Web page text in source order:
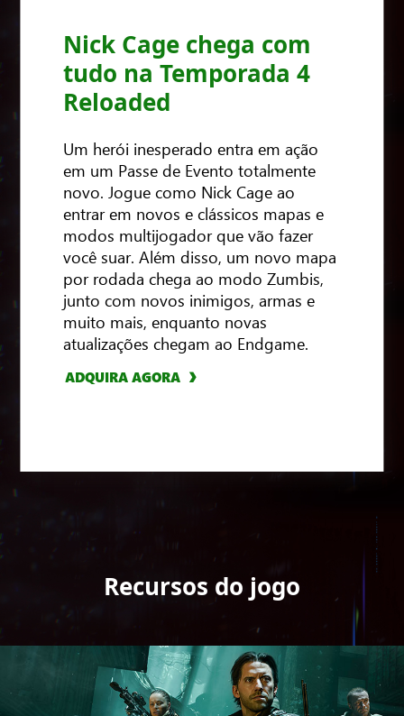
Nick Cage chega com
tudo na Temporada 4
Reloaded
Um herói inesperado entra em ação
em um Passe de Evento totalmente
novo. Jogue como Nick Cage ao
entrar em novos e clássicos mapas e
modos multijogador que vão fazer
você suar. Além disso, um novo mapa
por rodada chega ao modo Zumbis,
junto com novos inimigos, armas e
muito mais, enquanto novas
atualizações chegam ao Endgame.
ADQUIRA AGORA
ADQUIRA AGORA
ADQUIRA AGORA
Recursos do jogo